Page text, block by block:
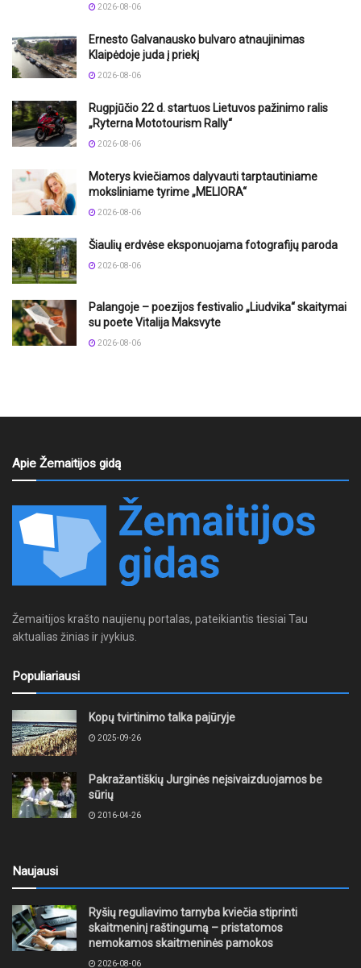
2026-08-06
Ernesto Galvanausko bulvaro atnaujinimas
Klaipėdoje juda į priekį
2026-08-06
Rugpjūčio 22 d. startuos Lietuvos pažinimo ralis
„Ryterna Mototourism Rally“
2026-08-06
Moterys kviečiamos dalyvauti tarptautiniame
moksliniame tyrime „MELIORA“
2026-08-06
Šiaulių erdvėse eksponuojama fotografijų paroda
2026-08-06
Palangoje – poezijos festivalio „Liudvika“ skaitymai
su poete Vitalija Maksvyte
2026-08-06
Apie Žemaitijos gidą
Žemaitijos krašto naujienų portalas, pateikiantis tiesiai Tau
aktualias žinias ir įvykius.
Populiariausi
Kopų tvirtinimo talka pajūryje
2025-09-26
Pakražantiškių Jurginės neįsivaizduojamos be
sūrių
2016-04-26
Naujausi
Ryšių reguliavimo tarnyba kviečia stiprinti
skaitmeninį raštingumą – pristatomos
nemokamos skaitmeninės pamokos
2026-08-06